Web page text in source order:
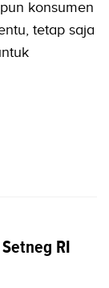
konsumen
tetap saja
RI